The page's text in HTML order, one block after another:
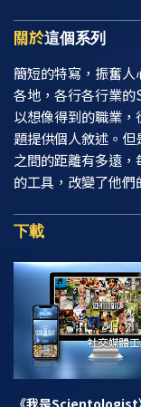
關於這個系列
簡短的特寫，振奮
各地，各行各行業
以想像得到的職業
題提供個人敘述。
之間的距離有多遠
的工具，改變了他們
下載
《我是Scientologist